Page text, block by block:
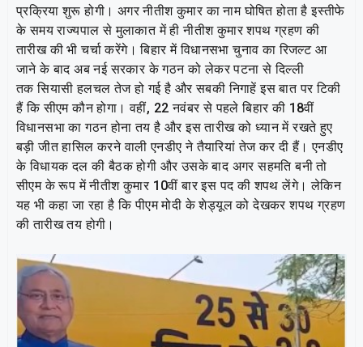
प्रक्रिया शुरू होगी। अगर नीतीश कुमार का नाम घोषित होता है इस्तीफे
के समय राज्यपाल से मुलाकात में ही नीतीश कुमार शपथ ग्रहण की
तारीख की भी चर्चा करेंगे। बिहार में विधानसभा चुनाव का रिजल्ट आ
जाने के बाद अब नई सरकार के गठन को लेकर पटना से दिल्ली
तक सियासी हलचल तेज हो गई है और सबकी निगाहें इस बात पर टिकी
हैं कि सीएम कौन होगा। वहीं, 22 नवंबर से पहले बिहार की 18वीं
विधानसभा का गठन होना तय है और इस तारीख को ध्यान में रखते हुए
बड़ी जीत हासिल करने वाली एनडीए ने तैयारियां तेज कर दी हैं। एनडीए
के विधायक दल की बैठक होगी और उसके बाद अगर सहमति बनी तो
सीएम के रूप में नीतीश कुमार 10वीं बार इस पद की शपथ लेंगे। लेकिन
यह भी कहा जा रहा है कि पीएम मोदी के शेड्यूल को देखकर शपथ ग्रहण
की तारीख तय होगी।